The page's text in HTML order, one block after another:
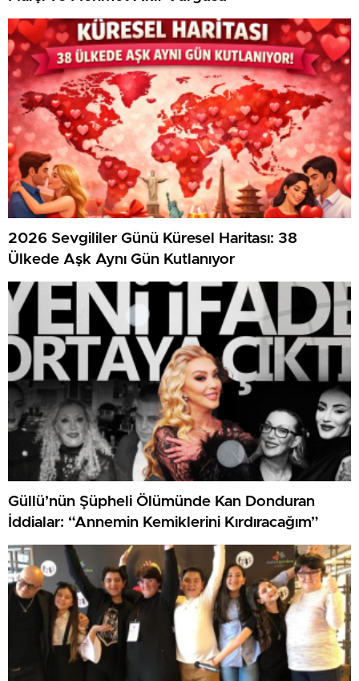
2026 Sevgililer Günü Küresel Haritası: 38
Ülkede Aşk Aynı Gün Kutlanıyor
Güllü’nün Şüpheli Ölümünde Kan Donduran
İddialar: “Annemin Kemiklerini Kırdıracağım”